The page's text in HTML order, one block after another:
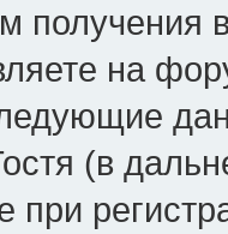
на
(в
при